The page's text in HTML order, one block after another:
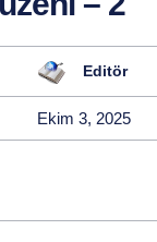
Editör
Ekim 3, 2025